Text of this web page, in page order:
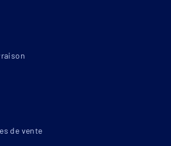
de vente